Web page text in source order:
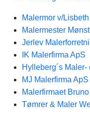
Malermor v/
Malermester
Jerlev
IK Malerfirma ApS
Hylleberg´s
MJ Malerfirma ApS
Malerfirmaet
Tømrer & Maler